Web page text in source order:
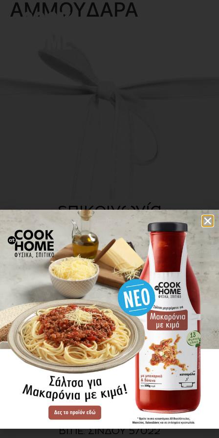
ΑΜΜΟΥΔΑΡΑ
επικοινωνία
πού βρίσκω τα προϊόντα
ΕΝΗΜΕΡΩΘΕΙΤΕ ΠΡΩΤΟΙ
ΓΙΑ ΤΑ ΝΕΑ ΜΑΣ
ΕΓΓΡΑΦΗ
SITE MAP
ΠΡΟΪΟΝΤΑ
ΣΥΝΤΑΓΕΣ
Η ΙΣΤΟΡΙΑ ΜΑΣ
VIDEOS
ΠΡΟΒΥΛ Α.Ε.
ΟΔΟΣ Α3
ΒΙ.ΠΕ. ΣΙΝΔΟΥ 57022